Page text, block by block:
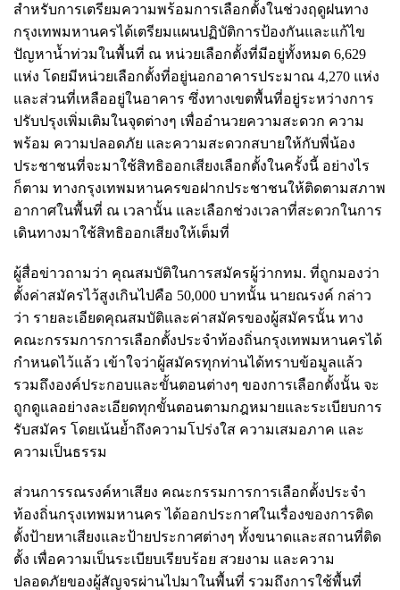
สำหรับการเตรียมความพร้อมการเลือกตั้งในช่วงฤดูฝนทาง
กรุงเทพมหานครได้เตรียมแผนปฏิบัติการป้องกันและแก้ไข
ปัญหาน้ำท่วมในพื้นที่ ณ หน่วยเลือกตั้งที่มีอยู่ทั้งหมด 6,629
แห่ง โดยมีหน่วยเลือกตั้งที่อยู่นอกอาคารประมาณ 4,270 แห่ง
และส่วนที่เหลืออยู่ในอาคาร ซึ่งทางเขตพื้นที่อยู่ระหว่างการ
ปรับปรุงเพิ่มเติมในจุดต่างๆ เพื่ออำนวยความสะดวก ความ
พร้อม ความปลอดภัย และความสะดวกสบายให้กับพี่น้อง
ประชาชนที่จะมาใช้สิทธิออกเสียงเลือกตั้งในครั้งนี้ อย่างไร
ก็ตาม ทางกรุงเทพมหานครขอฝากประชาชนให้ติดตามสภาพ
อากาศในพื้นที่ ณ เวลานั้น และเลือกช่วงเวลาที่สะดวกในการ
เดินทางมาใช้สิทธิออกเสียงให้เต็มที่
ผู้สื่อข่าวถามว่า คุณสมบัติในการสมัครผู้ว่ากทม. ที่ถูกมองว่า
ตั้งค่าสมัครไว้สูงเกินไปคือ 50,000 บาทนั้น นายณรงค์ กล่าว
ว่า รายละเอียดคุณสมบัติและค่าสมัครของผู้สมัครนั้น ทาง
คณะกรรมการการเลือกตั้งประจำท้องถิ่นกรุงเทพมหานครได้
กำหนดไว้แล้ว เข้าใจว่าผู้สมัครทุกท่านได้ทราบข้อมูลแล้ว
รวมถึงองค์ประกอบและขั้นตอนต่างๆ ของการเลือกตั้งนั้น จะ
ถูกดูแลอย่างละเอียดทุกขั้นตอนตามกฎหมายและระเบียบการ
รับสมัคร โดยเน้นย้ำถึงความโปร่งใส ความเสมอภาค และ
ความเป็นธรรม
ส่วนการรณรงค์หาเสียง คณะกรรมการการเลือกตั้งประจำ
ท้องถิ่นกรุงเทพมหานคร ได้ออกประกาศในเรื่องของการติด
ตั้งป้ายหาเสียงและป้ายประกาศต่างๆ ทั้งขนาดและสถานที่ติด
ตั้ง เพื่อความเป็นระเบียบเรียบร้อย สวยงาม และความ
ปลอดภัยของผู้สัญจรผ่านไปมาในพื้นที่ รวมถึงการใช้พื้นที่